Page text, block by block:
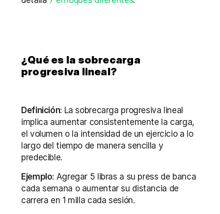
¿Qué es la sobrecarga
progresiva lineal?
Definición: La sobrecarga progresiva lineal
implica aumentar consistentemente la carga,
el volumen o la intensidad de un ejercicio a lo
largo del tiempo de manera sencilla y
predecible.
Ejemplo: Agregar 5 libras a su press de banca
cada semana o aumentar su distancia de
carrera en 1 milla cada sesión.